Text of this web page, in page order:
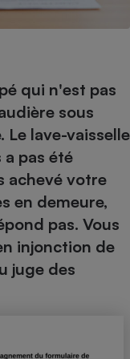
qui n'est pas
sous
Le lave-vaisselle
pas été
achevé votre
en demeure,
pas. Vous
injonction de
juge des
- Hygiène
- Drive
Mutuelle
routière
- Drive
plaque à
hotte
climatiseur
aspirateur
aspirateur
cafetière
robot cuiseur
centrale
- Gaz
casque audio
barre de son
imprimante
ordinateur
ultrabook
tablette
et son
tondeuse
poêle à
radiateur
- Jardinage
d'entretien
- Beauté
- Médecine -
de santé -
Retraite
débit de votre